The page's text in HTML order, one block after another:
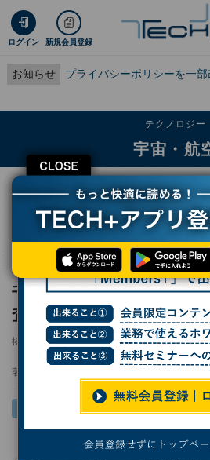
ログイン 新規会員登録
お知らせ プライバシーポリシーを一
CLOSE
テクノロジー
宇宙・航
TECH+ テクノロジー
宇宙・航空
千葉工大スカイツリーキャンパスで、MMX探査
レポート
千葉工大スカイツリーキャ
査機や惑星探査の最前線に
掲載日 2025/08/04 19:00
著者：